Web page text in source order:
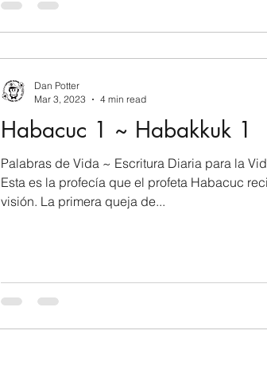
Habacuc 1 ~ Habakkuk 1
Palabras de Vida ~ Escritura Diaria para la
Esta es la profecía que el profeta Habacuc
visión. La primera queja de...
Dan Potter
Mar 3, 2023
4 min read